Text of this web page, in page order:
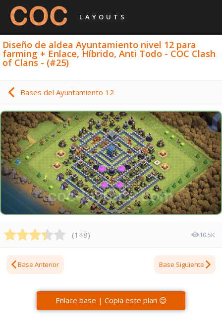
LAYOUTS
Diseño de aldea Ayuntamiento nivel 12 para
farming + Enlace, Híbrido, Anti Todo - COC Clash
of Clans - (#25)
Bases del Ayuntamiento 12
(148) 10.5K
Base Anterior Base Siguiente
Enlace base | Copia este plan 😊